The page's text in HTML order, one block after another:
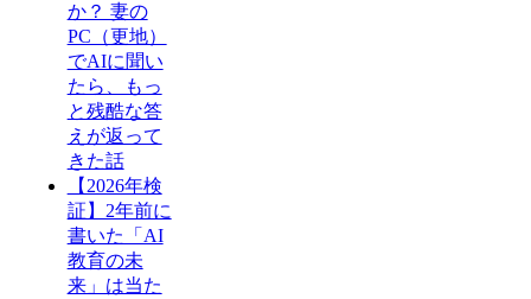
か？ 妻の
PC（更地）
でAIに聞い
たら、もっ
と残酷な答
えが返って
きた話
【2026年検
証】2年前に
書いた「AI
教育の未
来」は当た